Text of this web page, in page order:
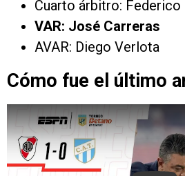
Cuarto árbitro: Federico
VAR: José Carreras
AVAR: Diego Verlota
Cómo fue el último